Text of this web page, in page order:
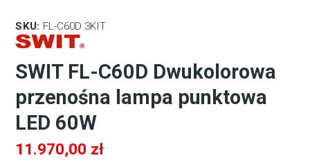
SKU: FL-C60D 3KIT
SWIT FL-C60D Dwukolorowa
przenośna lampa punktowa
LED 60W
11.970,00 zł